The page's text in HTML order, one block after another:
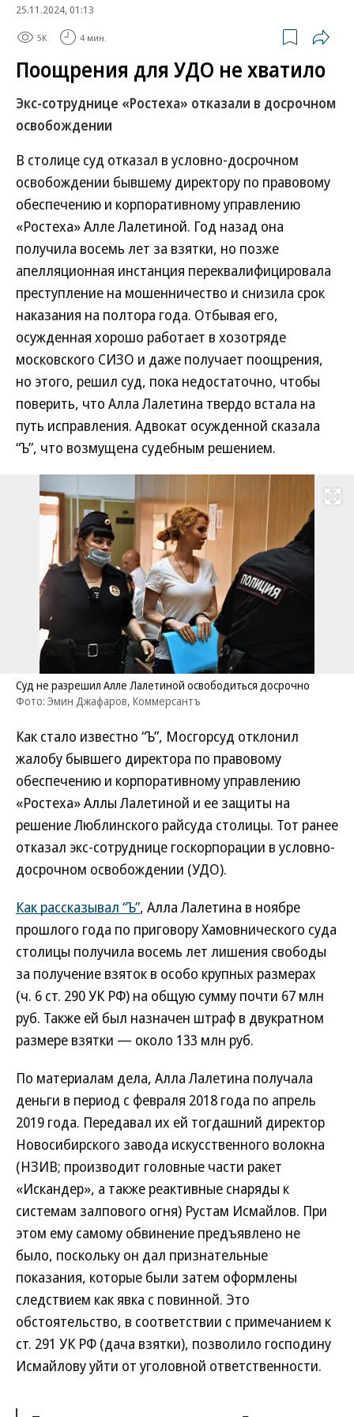
25.11.2024, 01:13
5K 4 мин.
Поощрения для УДО не хватило
Экс-сотруднице «Ростеха» отказали в досрочном
освобождении
В столице суд отказал в условно-досрочном
освобождении бывшему директору по правовому
обеспечению и корпоративному управлению
«Ростеха» Алле Лалетиной. Год назад она
получила восемь лет за взятки, но позже
апелляционная инстанция переквалифицировала
преступление на мошенничество и снизила срок
наказания на полтора года. Отбывая его,
осужденная хорошо работает в хозотряде
московского СИЗО и даже получает поощрения,
но этого, решил суд, пока недостаточно, чтобы
поверить, что Алла Лалетина твердо встала на
путь исправления. Адвокат осужденной сказала
“Ъ”, что возмущена судебным решением.
Развернуть
Суд не разрешил Алле Лалетиной освободиться досрочно
Фото: Эмин Джафаров, Коммерсантъ
Как стало известно “Ъ”, Мосгорсуд отклонил
жалобу бывшего директора по правовому
обеспечению и корпоративному управлению
«Ростеха» Аллы Лалетиной и ее защиты на
решение Люблинского райсуда столицы. Тот ранее
отказал экс-сотруднице госкорпорации в условно-
досрочном освобождении (УДО).
Как рассказывал “Ъ”, Алла Лалетина в ноябре
прошлого года по приговору Хамовнического суда
столицы получила восемь лет лишения свободы
за получение взяток в особо крупных размерах
(ч. 6 ст. 290 УК РФ) на общую сумму почти 67 млн
руб. Также ей был назначен штраф в двукратном
размере взятки — около 133 млн руб.
По материалам дела, Алла Лалетина получала
деньги в период с февраля 2018 года по апрель
2019 года. Передавал их ей тогдашний директор
Новосибирского завода искусственного волокна
(НЗИВ; производит головные части ракет
«Искандер», а также реактивные снаряды к
системам залпового огня) Рустам Исмайлов. При
этом ему самому обвинение предъявлено не
было, поскольку он дал признательные
показания, которые были затем оформлены
следствием как явка с повинной. Это
обстоятельство, в соответствии с примечанием к
ст. 291 УК РФ (дача взятки), позволило господину
Исмайлову уйти от уголовной ответственности.